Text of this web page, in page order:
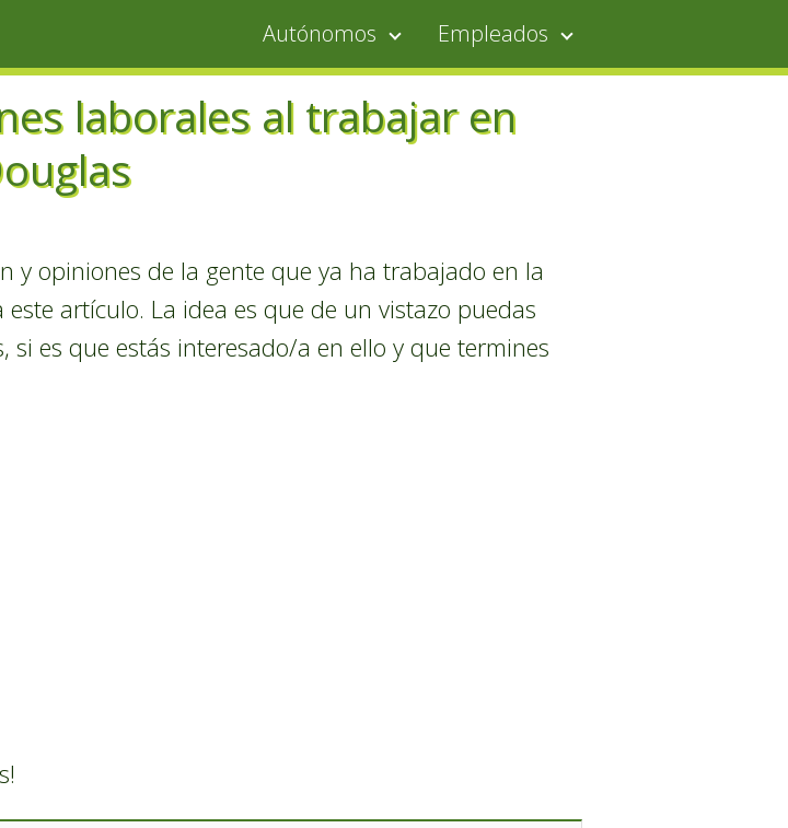
Autónomos Empleados
laborales al trabajar en
y opiniones de la gente que ya ha trabajado en la
artículo. La idea es que de un vistazo puedas
es que estás interesado/a en ello y que termines